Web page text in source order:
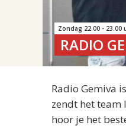
Zondag 22.00 - 23.00
RADIO
Radio Gemiva
zendt het team
hoor je het